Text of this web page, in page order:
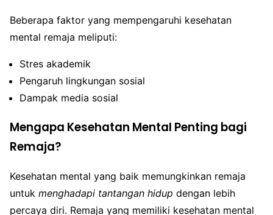
Beberapa faktor yang mempengaruhi kesehatan
mental remaja meliputi:
Stres akademik
Pengaruh lingkungan sosial
Dampak media sosial
Mengapa Kesehatan Mental Penting bagi
Remaja?
Kesehatan mental yang baik memungkinkan remaja
untuk menghadapi tantangan hidup dengan lebih
percaya diri. Remaja yang memiliki kesehatan mental